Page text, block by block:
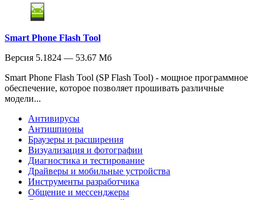
Smart Phone Flash Tool
Версия 5.1824 — 53.67 Мб
Smart Phone Flash Tool (SP Flash Tool) - мощное программное
обеспечение, которое позволяет прошивать различные
модели...
Антивирусы
Антишпионы
Браузеры и расширения
Визуализация и фотографии
Диагностика и тестирование
Драйверы и мобильные устройства
Инструменты разработчика
Общение и мессенджеры